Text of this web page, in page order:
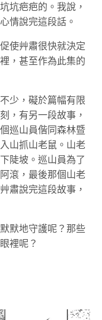
坑疤疤的。我說，
情說完這段話。
使艸肅很快就決定
，甚至作為此集的
少，礙於篇幅有限
，有另一段故事，
巡山員偕同森林暨
山抓山老鼠。山老
陡坡。巡山員為了
滾，最後那個山老
肅說完這段故事，
默地守護呢？那些
裡呢？